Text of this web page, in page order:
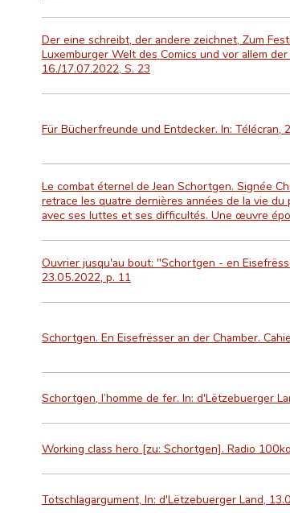
Der eine schreibt, der andere zeichnet, Zum
Luxemburger Welt des Comics und vor allem
16./17.07.2022, S. 23
Für Bücherfreunde und Entdecker. In: Télécran,
Le combat éternel de Jean Schortgen. Signée
retrace les quatre dernières années de la vie
avec ses luttes et ses difficultés. Une œuvre
Ouvrier jusqu'au bout: "Schortgen - en
23.05.2022, p. 11
Schortgen. En Eisefrësser an der Chamber.
Schortgen, l’homme de fer. In: d'Lëtzebuerger
Working class hero [zu: Schortgen]. Radio
Totschlagargument, In: d'Lëtzebuerger Land,